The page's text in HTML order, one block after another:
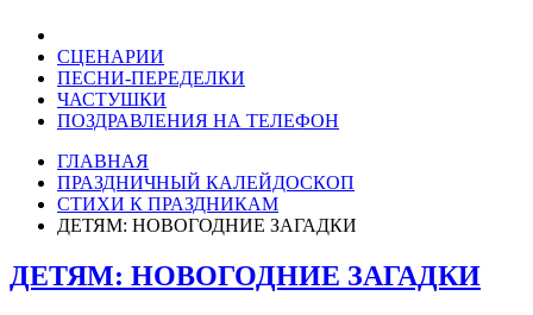
СЦЕНАРИИ
ПЕСНИ-ПЕРЕДЕЛКИ
ЧАСТУШКИ
ПОЗДРАВЛЕНИЯ НА ТЕЛЕФОН
ГЛАВНАЯ
ПРАЗДНИЧНЫЙ КАЛЕЙДОСКОП
СТИХИ К ПРАЗДНИКАМ
ДЕТЯМ: НОВОГОДНИЕ ЗАГАДКИ
ДЕТЯМ: НОВОГОДНИЕ ЗАГАДКИ